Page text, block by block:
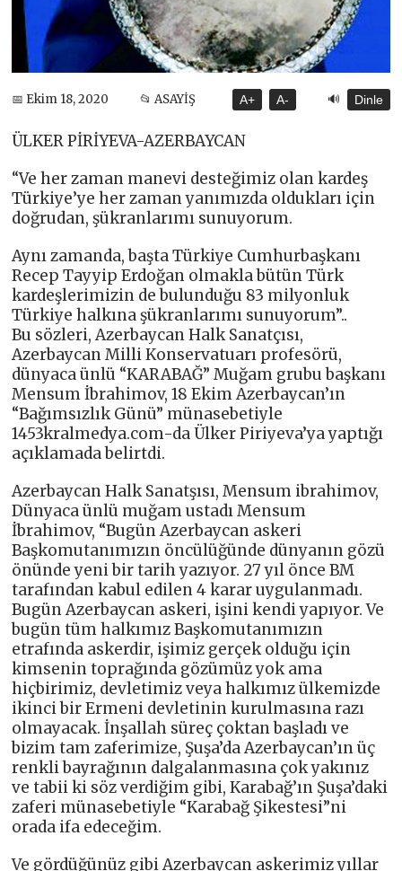
📅 Ekim 18, 2020 📂 ASAYİŞ A+ A- 🔊 Dinle
ÜLKER PİRİYEVA-AZERBAYCAN
“Ve her zaman manevi desteğimiz olan kardeş
Türkiye’ye her zaman yanımızda oldukları için
doğrudan, şükranlarımı sunuyorum.
Aynı zamanda, başta Türkiye Cumhurbaşkanı
Recep Tayyip Erdoğan olmakla bütün Türk
kardeşlerimizin de bulunduğu 83 milyonluk
Türkiye halkına şükranlarımı sunuyorum”..
Bu sözleri, Azerbaycan Halk Sanatçısı,
Azerbaycan Milli Konservatuarı profesörü,
dünyaca ünlü “KARABAĞ” Muğam grubu başkanı
Mensum İbrahimov, 18 Ekim Azerbaycan’ın
“Bağımsızlık Günü” münasebetiyle
1453kralmedya.com-da Ülker Piriyeva’ya yaptığı
açıklamada belirtdi.
Azerbaycan Halk Sanatşısı, Mensum ibrahimov,
Dünyaca ünlü muğam ustadı Mensum
İbrahimov, “Bugün Azerbaycan askeri
Başkomutanımızın öncülüğünde dünyanın gözü
önünde yeni bir tarih yazıyor. 27 yıl önce BM
tarafından kabul edilen 4 karar uygulanmadı.
Bugün Azerbaycan askeri, işini kendi yapıyor. Ve
bugün tüm halkımız Başkomutanımızın
etrafında askerdir, işimiz gerçek olduğu için
kimsenin toprağında gözümüz yok ama
hiçbirimiz, devletimiz veya halkımız ülkemizde
ikinci bir Ermeni devletinin kurulmasına razı
olmayacak. İnşallah süreç çoktan başladı ve
bizim tam zaferimize, Şuşa’da Azerbaycan’ın üç
renkli bayrağının dalgalanmasına çok yakınız
ve tabii ki söz verdiğim gibi, Karabağ’ın Şuşa’daki
zaferi münasebetiyle “Karabağ Şikestesi”ni
orada ifa edeceğim.
Ve gördüğünüz gibi Azerbaycan askerimiz yıllar